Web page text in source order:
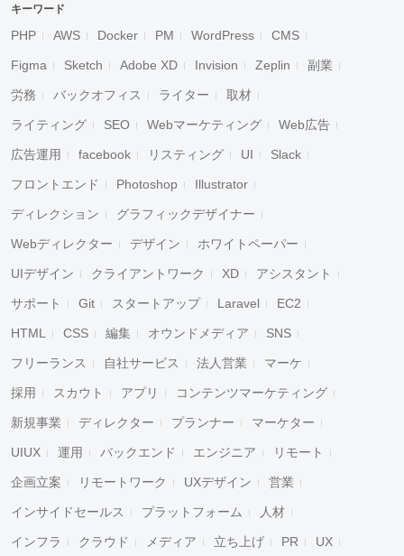
キーワード
PHP AWS Docker PM WordPress CMS
Figma Sketch Adobe XD Invision Zeplin 副業
労務 バックオフィス ライター 取材
ライティング SEO Webマーケティング Web広告
広告運用 facebook リスティング UI Slack
フロントエンド Photoshop Illustrator
ディレクション グラフィックデザイナー
Webディレクター デザイン ホワイトペーパー
UIデザイン クライアントワーク XD アシスタント
サポート Git スタートアップ Laravel EC2
HTML CSS 編集 オウンドメディア SNS
フリーランス 自社サービス 法人営業 マーケ
採用 スカウト アプリ コンテンツマーケティング
新規事業 ディレクター プランナー マーケター
UIUX 運用 バックエンド エンジニア リモート
企画立案 リモートワーク UXデザイン 営業
インサイドセールス プラットフォーム 人材
インフラ クラウド メディア 立ち上げ PR UX